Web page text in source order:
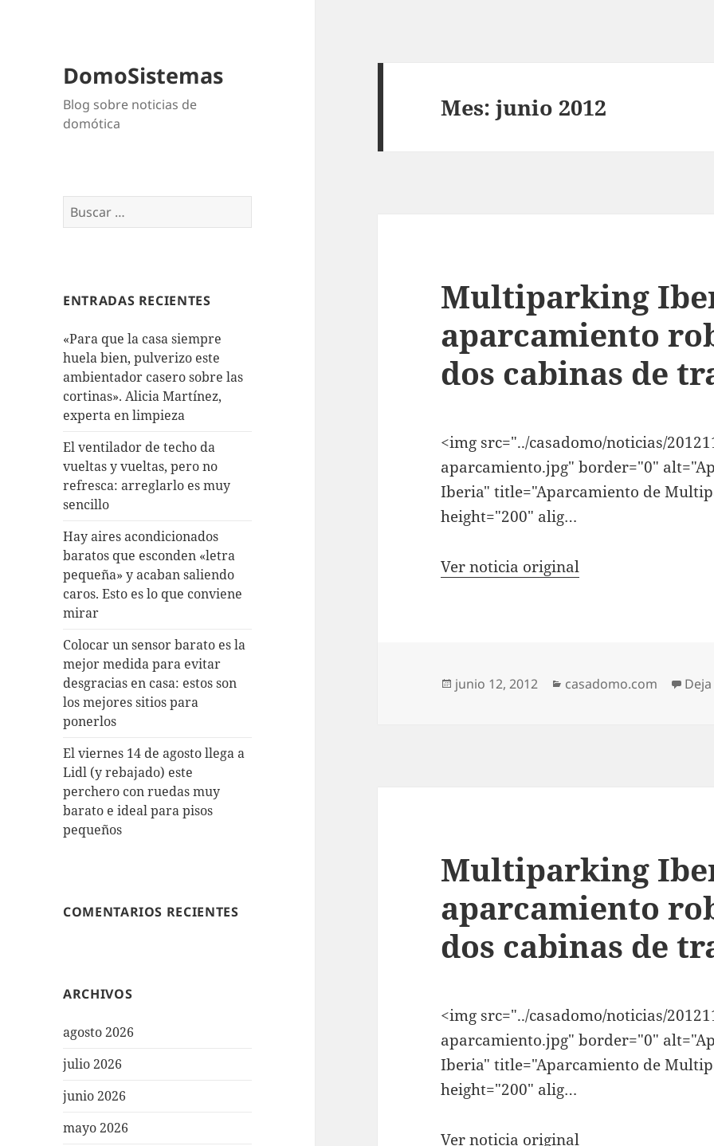
DomoSistemas
Blog sobre noticias de
domótica
Buscar:
ENTRADAS RECIENTES
«Para que la casa siempre
huela bien, pulverizo este
ambientador casero sobre las
cortinas». Alicia Martínez,
experta en limpieza
El ventilador de techo da
vueltas y vueltas, pero no
refresca: arreglarlo es muy
sencillo
Hay aires acondicionados
baratos que esconden «letra
pequeña» y acaban saliendo
caros. Esto es lo que conviene
mirar
Colocar un sensor barato es la
mejor medida para evitar
desgracias en casa: estos son
los mejores sitios para
ponerlos
El viernes 14 de agosto llega a
Lidl (y rebajado) este
perchero con ruedas muy
barato e ideal para pisos
pequeños
COMENTARIOS RECIENTES
ARCHIVOS
agosto 2026
julio 2026
junio 2026
mayo 2026
Mes:junio 2012
Multiparking
aparcamiento
dos cabinas de
<img src="../casadomo/noticias/
aparcamiento.jpg" border="0"
Iberia" title="Aparcamiento de
height="200" alig…
Ver noticia original
Publicado
junio 12, 2012 Categorías
casadomo.com
Multiparking
aparcamiento
dos cabinas de
<img src="../casadomo/noticias/
aparcamiento.jpg" border="0"
Iberia" title="Aparcamiento de
height="200" alig…
Ver noticia original